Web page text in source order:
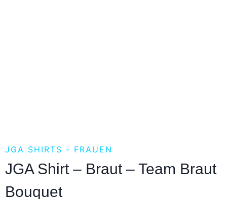
JGA SHIRTS - FRAUEN
JGA Shirt – Braut – Team Braut
Bouquet